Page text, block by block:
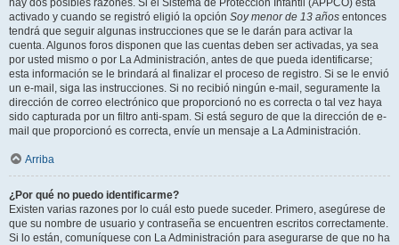
hay dos posibles razones. Si el Sistema de Protección Infantil (APPCO) está
activado y cuando se registró eligió la opción Soy menor de 13 años entonces
tendrá que seguir algunas instrucciones que se le darán para activar la
cuenta. Algunos foros disponen que las cuentas deben ser activadas, ya sea
por usted mismo o por La Administración, antes de que pueda identificarse;
esta información se le brindará al finalizar el proceso de registro. Si se le envió
un e-mail, siga las instrucciones. Si no recibió ningún e-mail, seguramente la
dirección de correo electrónico que proporcionó no es correcta o tal vez haya
sido capturada por un filtro anti-spam. Si está seguro de que la dirección de e-
mail que proporcionó es correcta, envíe un mensaje a La Administración.
Arriba
¿Por qué no puedo identificarme?
Existen varias razones por lo cuál esto puede suceder. Primero, asegúrese de
que su nombre de usuario y contraseña se encuentren escritos correctamente.
Si lo están, comuníquese con La Administración para asegurarse de que no ha